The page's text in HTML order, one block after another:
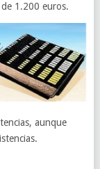
1.200 euros.
aunque